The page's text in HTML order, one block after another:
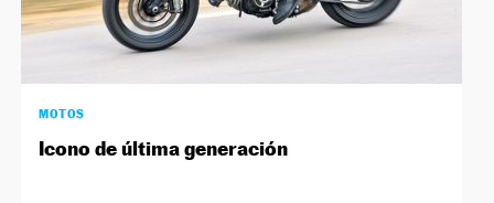
MOTOS
Icono de última generación